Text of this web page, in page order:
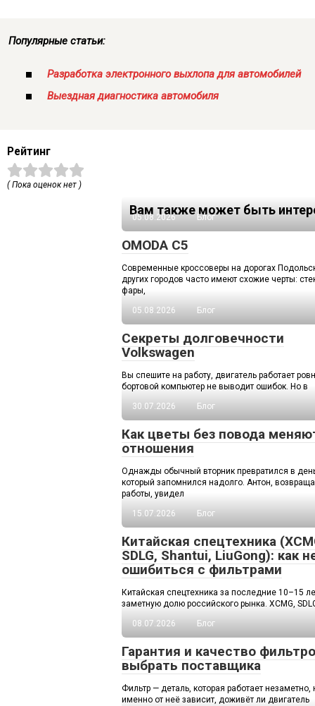
Популярные статьи:
Разработка электронного выхлопа для автомобилей
Выездная диагностика автомобиля
Рейтинг
( Пока оценок нет )
Вам также может быть
05.08.2026 Блог
OMODA C5
Современные кроссоверы на дорогах
других городов часто имеют схожие черты:
фары,
05.08.2026
Блог
Секреты долговечности
Volkswagen
Вы спешите на работу, двигатель работает
бортовой компьютер не выводит ошибок. Но в
30.07.2026
Блог
Как цветы без повода
отношения
Однажды обычный вторник превратился в
который запомнился надолго. Антон,
работы, увидел
15.07.2026
Блог
Китайская спецтехника
SDLG, Shantui, LiuGong): как
ошибиться с фильтрами
Китайская спецтехника за последние 10–15
заметную долю российского рынка. XCMG,
08.07.2026
Блог
Гарантия и качество
выбрать поставщика
Фильтр — деталь, которая работает незаметно,
именно от неё зависит, доживёт ли двигатель